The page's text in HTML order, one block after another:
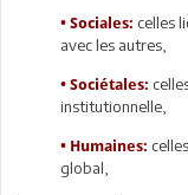
• Sociales: celles
avec les autres,
• Sociétales:
institutionnelle,
• Humaines:
global,